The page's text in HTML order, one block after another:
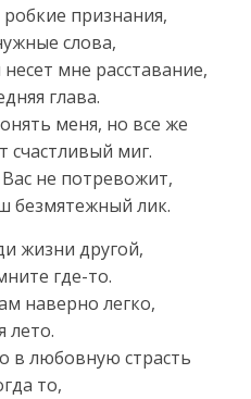
признания,
слова,
мне расставание,
глава.
меня, но все же
счастливый миг.
не потревожит,
безмятежный лик.
жизни другой,
где-то.
наверно легко,
лето.
в любовную страсть
то,